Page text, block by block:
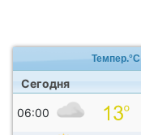
Темпер.°C
Сегодня
06:00